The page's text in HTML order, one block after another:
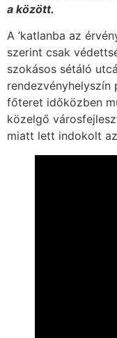
a között.
A ’katlanba az
szerint csak
szokásos sétáló
főteret időközben
közelgő
miatt lett indokolt